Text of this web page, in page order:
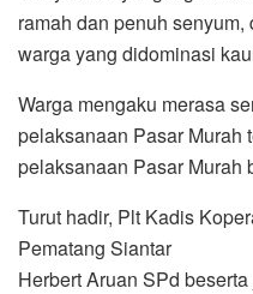
ramah dan penuh
warga yang didominasi
Warga mengaku merasa
pelaksanaan Pasar Murah
pelaksanaan Pasar Murah
Turut hadir, Plt Kadis
Pematang Siantar
Herbert Aruan SPd